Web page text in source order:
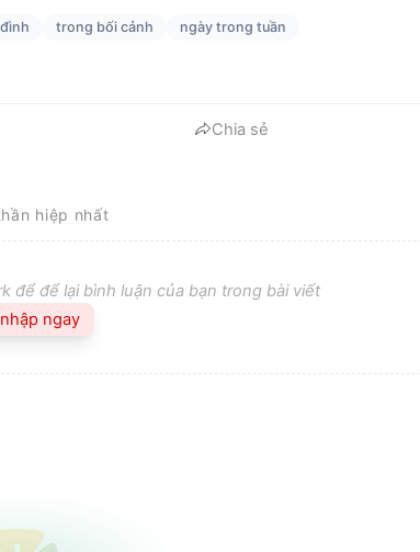
trong bối cảnh ngày trong tuần
Chia sẻ
hiệp nhất
để để lại bình luận của bạn trong bài viết
ngay